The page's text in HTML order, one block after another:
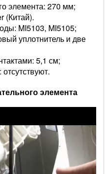
элемента: 270 мм;
(Китай).
MI5103, MI5105;
уплотнитель и две
5,1 см;
элемента